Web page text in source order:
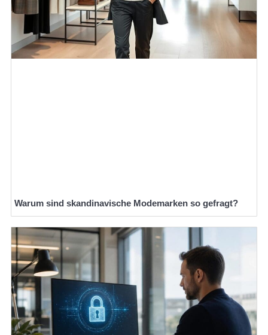
Warum sind skandinavische Modemarken so gefragt?